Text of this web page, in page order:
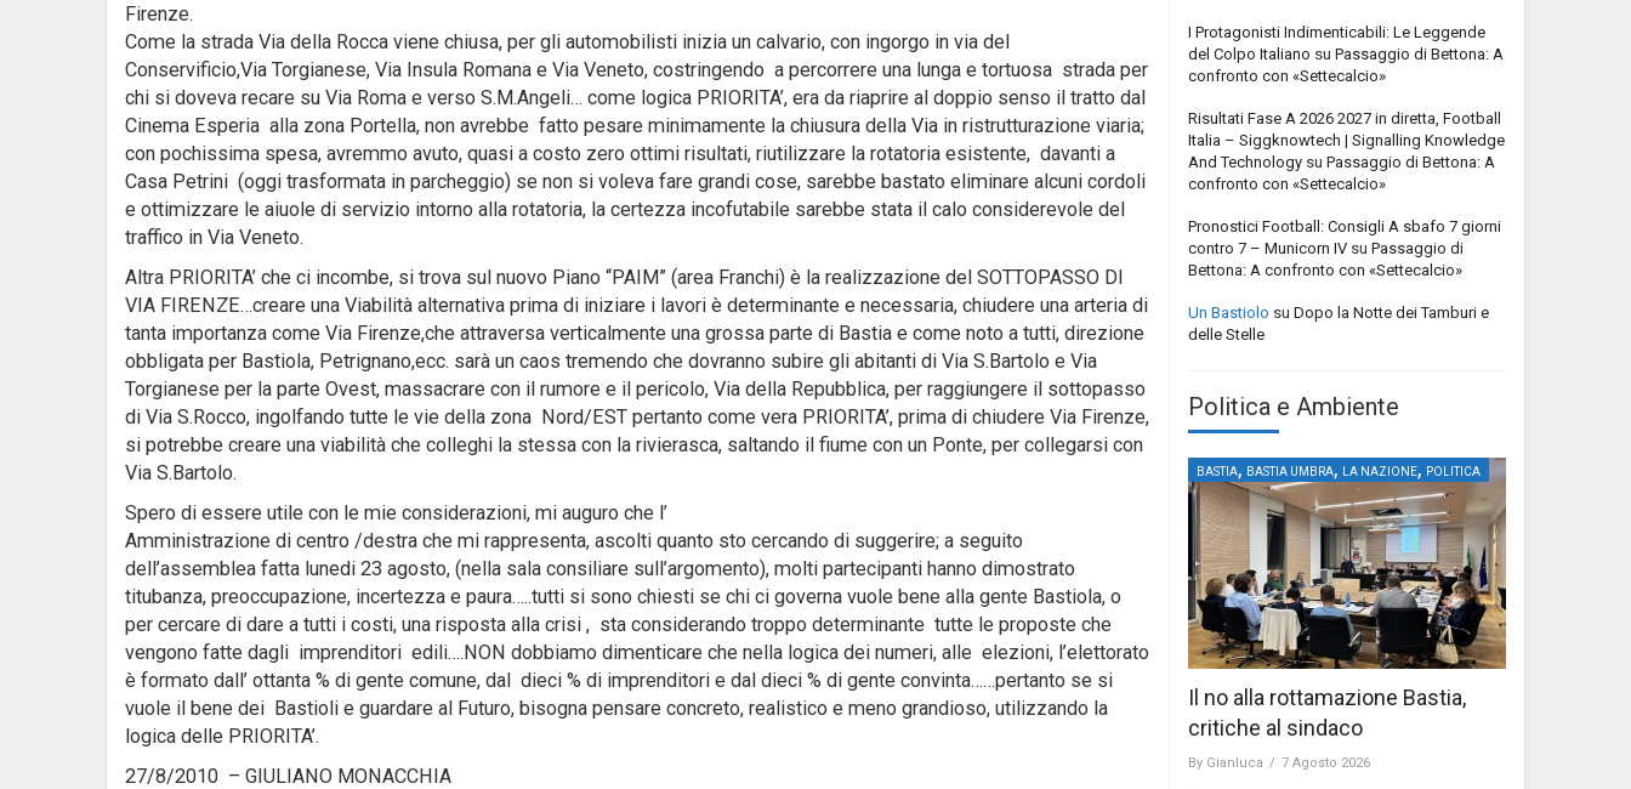
Firenze.
Come la strada Via della Rocca viene chiusa, per gli automobilisti inizia un calvario, con ingorgo in via del
Conservificio,Via Torgianese, Via Insula Romana e Via Veneto, costringendo a percorrere una lunga e tortuosa strada per
chi si doveva recare su Via Roma e verso S.M.Angeli… come logica PRIORITA’, era da riaprire al doppio senso il tratto dal
Cinema Esperia alla zona Portella, non avrebbe fatto pesare minimamente la chiusura della Via in ristrutturazione viaria;
con pochissima spesa, avremmo avuto, quasi a costo zero ottimi risultati, riutilizzare la rotatoria esistente, davanti a
Casa Petrini (oggi trasformata in parcheggio) se non si voleva fare grandi cose, sarebbe bastato eliminare alcuni cordoli
e ottimizzare le aiuole di servizio intorno alla rotatoria, la certezza incofutabile sarebbe stata il calo considerevole del
traffico in Via Veneto.
Altra PRIORITA’ che ci incombe, si trova sul nuovo Piano “PAIM” (area Franchi) è la realizzazione del SOTTOPASSO DI
VIA FIRENZE…creare una Viabilità alternativa prima di iniziare i lavori è determinante e necessaria, chiudere una arteria di
tanta importanza come Via Firenze,che attraversa verticalmente una grossa parte di Bastia e come noto a tutti, direzione
obbligata per Bastiola, Petrignano,ecc. sarà un caos tremendo che dovranno subire gli abitanti di Via S.Bartolo e Via
Torgianese per la parte Ovest, massacrare con il rumore e il pericolo, Via della Repubblica, per raggiungere il sottopasso
di Via S.Rocco, ingolfando tutte le vie della zona Nord/EST pertanto come vera PRIORITA’, prima di chiudere Via Firenze,
si potrebbe creare una viabilità che colleghi la stessa con la rivierasca, saltando il fiume con un Ponte, per collegarsi con
Via S.Bartolo.
Spero di essere utile con le mie considerazioni, mi auguro che l’
Amministrazione di centro /destra che mi rappresenta, ascolti quanto sto cercando di suggerire; a seguito
dell’assemblea fatta lunedi 23 agosto, (nella sala consiliare sull’argomento), molti partecipanti hanno dimostrato
titubanza, preoccupazione, incertezza e paura…..tutti si sono chiesti se chi ci governa vuole bene alla gente Bastiola, o
per cercare di dare a tutti i costi, una risposta alla crisi , sta considerando troppo determinante tutte le proposte che
vengono fatte dagli imprenditori edili….NON dobbiamo dimenticare che nella logica dei numeri, alle elezioni, l’elettorato
è formato dall’ ottanta % di gente comune, dal dieci % di imprenditori e dal dieci % di gente convinta……pertanto se si
vuole il bene dei Bastioli e guardare al Futuro, bisogna pensare concreto, realistico e meno grandioso, utilizzando la
logica delle PRIORITA’.
27/8/2010 – GIULIANO MONACCHIA
I Protagonisti Indimenticabili: Le Leggende
del Colpo Italiano su Passaggio di Bettona: A
confronto con «Settecalcio»
Risultati Fase A 2026 2027 in diretta, Football
Italia – Siggknowtech | Signalling Knowledge
And Technology su Passaggio di Bettona: A
confronto con «Settecalcio»
Pronostici Football: Consigli A sbafo 7 giorni
contro 7 – Municorn IV su Passaggio di
Bettona: A confronto con «Settecalcio»
Un Bastiolo su Dopo la Notte dei Tamburi e
delle Stelle
Politica e Ambiente
BASTIA, BASTIA UMBRA, LA NAZIONE, POLITICA
Il no alla rottamazione Bastia,
critiche al sindaco
By Gianluca / 7 Agosto 2026